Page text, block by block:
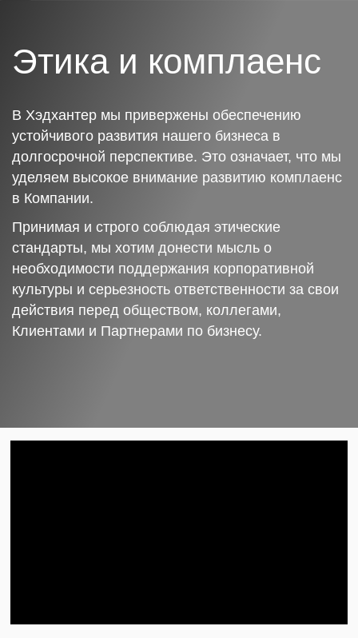
Этика и комплаенс
В Хэдхантер мы привержены обеспечению
устойчивого развития нашего бизнеса в
долгосрочной перспективе. Это означает, что мы
уделяем высокое внимание развитию комплаенс
в Компании.
Принимая и строго соблюдая этические
стандарты, мы хотим донести мысль о
необходимости поддержания корпоративной
культуры и серьезность ответственности за свои
действия перед обществом, коллегами,
Клиентами и Партнерами по бизнесу.